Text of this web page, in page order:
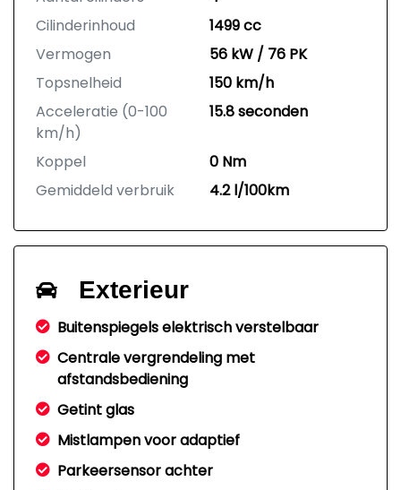
Cilinderinhoud
1499 cc
Vermogen
56 kW / 76 PK
Topsnelheid
150 km/h
Acceleratie (0-100
km/h)
15.8 seconden
Koppel
0 Nm
Gemiddeld verbruik
4.2 l/100km
Exterieur
Buitenspiegels elektrisch verstelbaar
Centrale vergrendeling met
afstandsbediening
Getint glas
Mistlampen voor adaptief
Parkeersensor achter